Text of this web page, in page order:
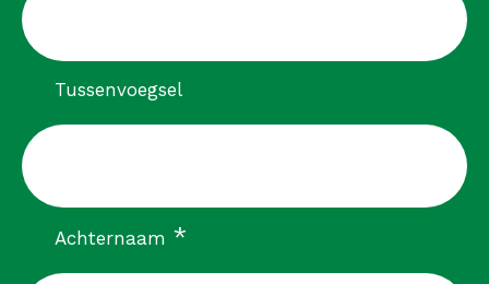
Tussenvoegsel
Achternaam *verplicht